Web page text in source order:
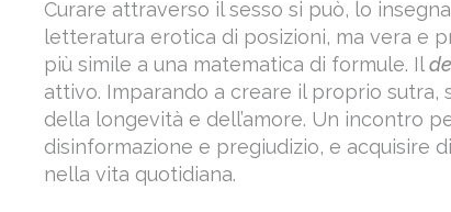
Curare attraverso il sesso si può, lo
letteratura erotica di posizioni, ma vera e
più simile a una matematica di formule. Il
attivo. Imparando a creare il proprio sutra,
della longevità e dell’amore. Un incontro
disinformazione e pregiudizio, e acquisire
nella vita quotidiana.